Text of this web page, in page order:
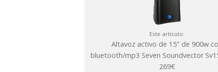
Este artículo:
Altavoz activo de 15" de 900w
bluetooth/mp3 Seven Soundvector
269€